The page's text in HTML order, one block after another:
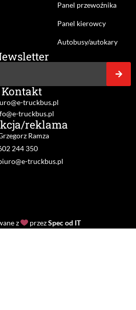
Panel przewoźnika
Panel kierowcy
Autobusy/autokary
Kontakt
truckbus.pl
truckbus.pl
reklama
Ramza
244 350
truckbus.pl
z przezSpec od IT